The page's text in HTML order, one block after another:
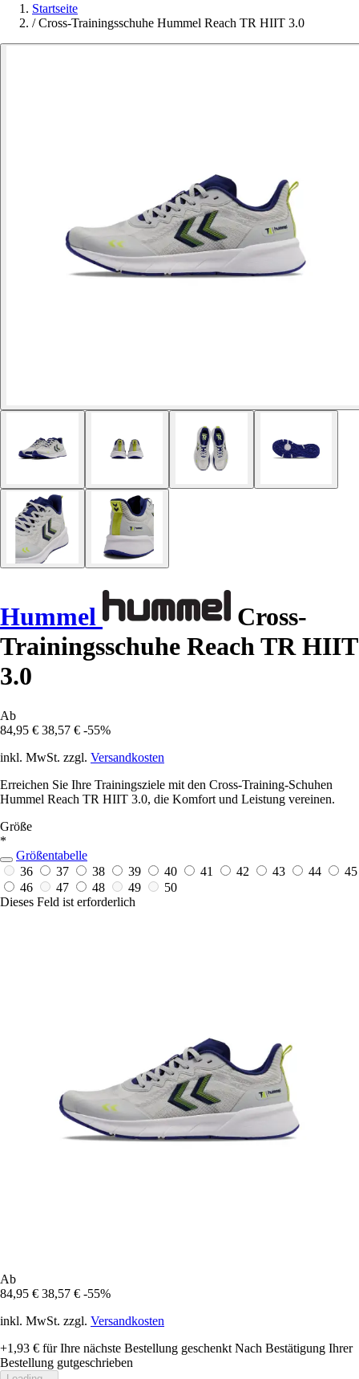
Startseite
/ Cross-Trainingsschuhe Hummel Reach TR HIIT 3.0
Hummel
Cross-
Trainingsschuhe Reach TR HIIT
3.0
Ab
84,95 € 38,57 € -55%
inkl. MwSt. zzgl. Versandkosten
Erreichen Sie Ihre Trainingsziele mit den Cross-Training-Schuhen
Hummel Reach TR HIIT 3.0, die Komfort und Leistung vereinen.
Größe
*
Größentabelle
36
37 38 39 40 41 42 43 44
45
46
47 48 49
50
Dieses Feld ist erforderlich
Ab
84,95 € 38,57 € -55%
inkl. MwSt. zzgl. Versandkosten
+1,93 € für Ihre nächste Bestellung geschenkt Nach Bestätigung Ihrer
Bestellung gutgeschrieben